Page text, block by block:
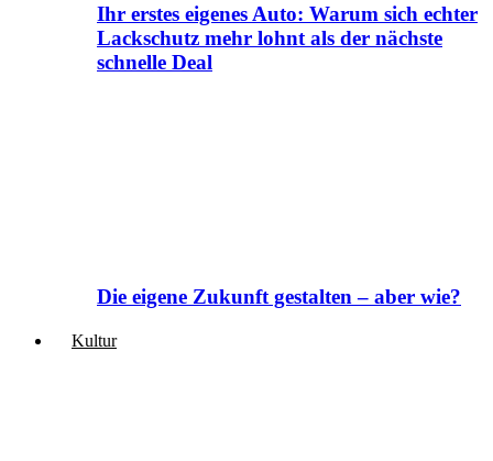
Ihr erstes eigenes Auto: Warum sich echter
Lackschutz mehr lohnt als der nächste
schnelle Deal
Die eigene Zukunft gestalten – aber wie?
Kultur